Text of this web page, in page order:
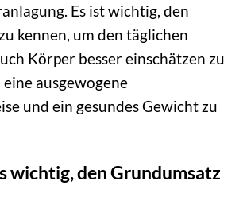
Es ist wichtig, den
kennen, um den täglichen
Körper besser einschätzen zu
ausgewogene
und ein gesundes Gewicht zu
wichtig, den Grundumsatz